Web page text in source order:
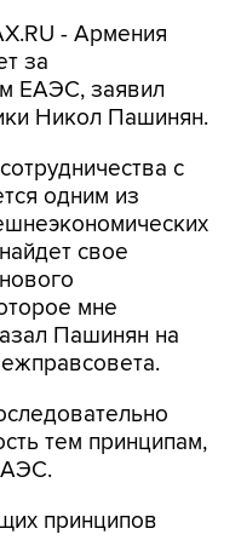
- Армения
за
ЕАЭС, заявил
Никол Пашинян.
с
одним из
свое
мне
Пашинян на
тем принципам,
принципов